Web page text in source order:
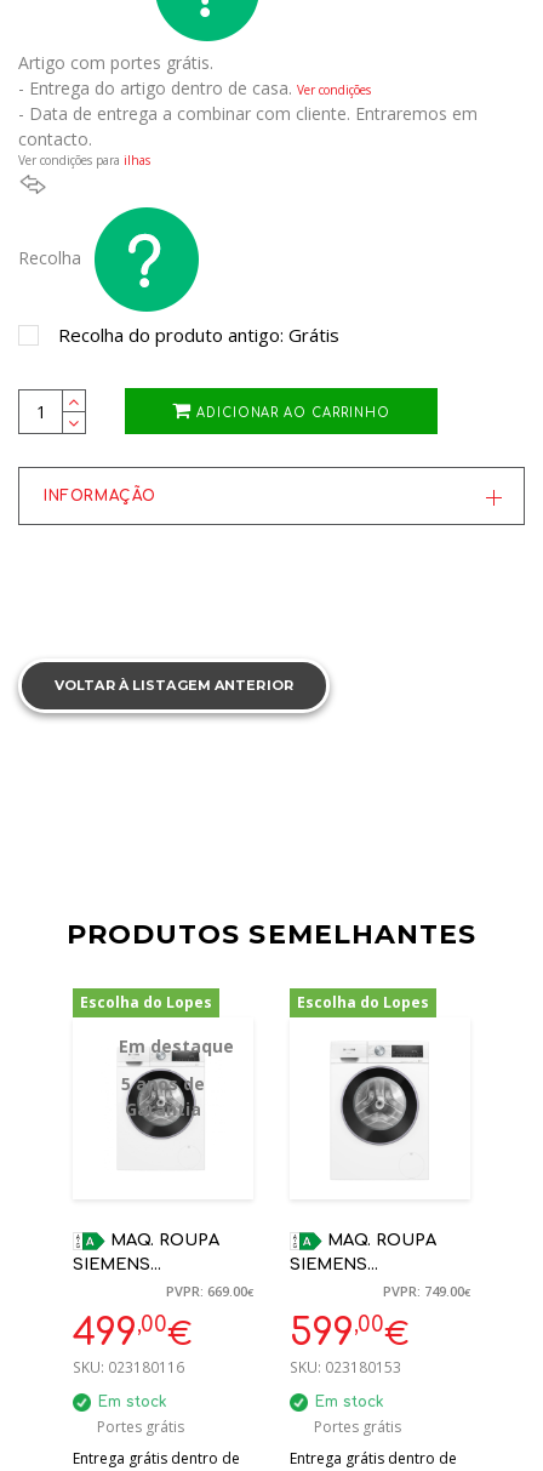
Artigo com portes grátis.
- Entrega do artigo dentro de casa. Ver condições
- Data de entrega a combinar com cliente. Entraremos em
contacto.
Ver condições para ilhas
Recolha
Recolha do produto antigo: Grátis
ADICIONAR AO CARRINHO
INFORMAÇÃO
VOLTAR À LISTAGEM ANTERIOR
PRODUTOS SEMELHANTES
Escolha do Lopes
Em destaque
5 anos de
Garantia
-25%
SIEMENS
WG44G2Z1EP 9KG
1400RPM A BRANCA
C/VAPOR | 5 ANOS
GARANTIA
PVPR: 669.00€
499,00€
SKU: 023180116
Em stock
Portes grátis
Entrega grátis dentro de
Escolha do Lopes
-20%
SIEMENS
WG54G2F1EP I-DOS
10KG 1400 A
PVPR: 749.00€
599,00€
SKU: 023180153
Em stock
Portes grátis
Entrega grátis dentro de